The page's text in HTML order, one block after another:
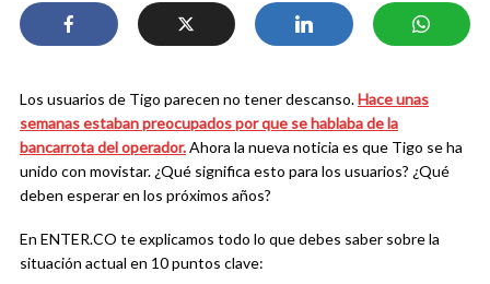
Los usuarios de Tigo parecen no tener descanso.Hace unas
semanas estaban preocupados por que se hablaba de la
bancarrota del operador.Ahora la nueva noticia es que Tigo se ha
unido con movistar. ¿Qué significa esto para los usuarios? ¿Qué
deben esperar en los próximos años?
En ENTER.CO te explicamos todo lo que debes saber sobre la
situación actual en 10 puntos clave: